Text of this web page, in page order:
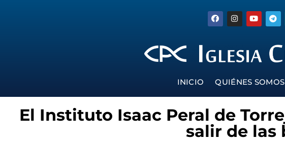
INICIO QUIÉNES SOMOS
El Instituto Isaac Peral de
salir de las